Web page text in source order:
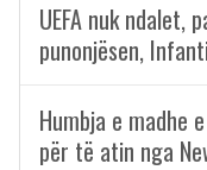
UEFA nuk
punonjësen,
Humbja e madhe
për të atin nga